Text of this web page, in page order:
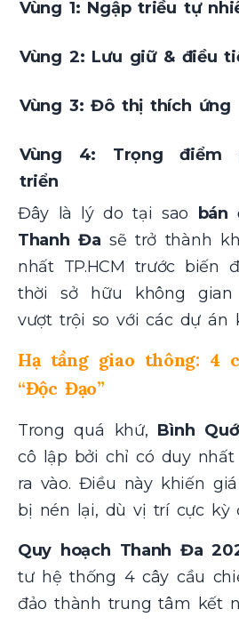
Vùng 1: Ngập triều tự
Vùng 2: Lưu giữ & điều
Vùng 3: Đô thị thích ứng
Vùng 4: Trọng điểm
triển
Đây là lý do tại sao
bán
Thanh Đa sẽ trở thành
nhất TP.HCM trước biến
thời sở hữu không
vượt trội so với các dự án
Hạ tầng giao thông: 4
“Độc Đạo”
Trong quá khứ, Bình
cô lập bởi chỉ có duy nhất
ra vào. Điều này khiến
bị nén lại, dù vị trí cực kỳ
Quy hoạch Thanh Đa
tư hệ thống 4 cây cầu
đảo thành trung tâm kết